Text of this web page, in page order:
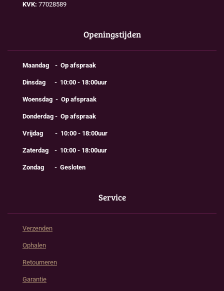
KVK: 77028589
Openingstijden
Maandag - Op afspraak
Dinsdag - 10:00 - 18:00uur
Woensdag - Op afspraak
Donderdag - Op afspraak
Vrijdag - 10:00 - 18:00uur
Zaterdag - 10:00 - 18:00uur
Zondag - Gesloten
Service
Verzenden
Ophalen
Retourneren
Garantie